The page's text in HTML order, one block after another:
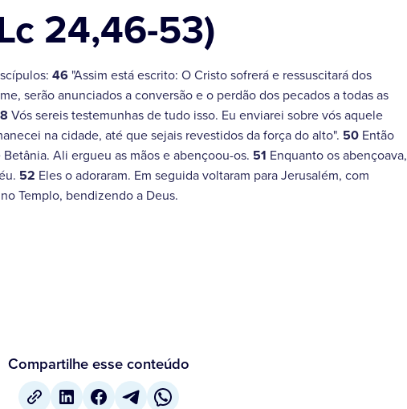
24,46-53)
46 "Assim está escrito: O Cristo sofrerá e ressuscitará dos
serão anunciados a conversão e o perdão dos pecados a todas as
Vós sereis testemunhas de tudo isso. Eu enviarei sobre vós aquele
na cidade, até que sejais revestidos da força do alto". 50 Então
Ali ergueu as mãos e abençoou-os. 51 Enquanto os abençoava,
52 Eles o adoraram. Em seguida voltaram para Jerusalém, com
Templo, bendizendo a Deus.
Compartilhe esse conteúdo